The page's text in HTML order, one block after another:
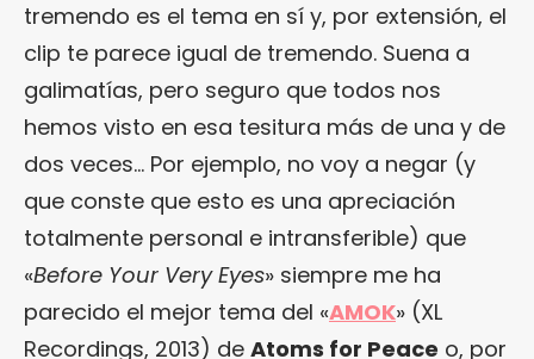
tremendo es el tema en sí y, por extensión, el
clip te parece igual de tremendo. Suena a
galimatías, pero seguro que todos nos
hemos visto en esa tesitura más de una y de
dos veces… Por ejemplo, no voy a negar (y
que conste que esto es una apreciación
totalmente personal e intransferible) que
«Before Your Very Eyes» siempre me ha
parecido el mejor tema del «AMOK» (XL
Recordings, 2013) de Atoms for Peace o, por